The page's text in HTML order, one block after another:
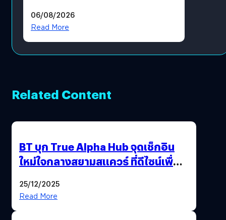
06/08/2026
Read More
Related Content
BT บุก True Alpha Hub จุดเช็กอิน
ใหม่ใจกลางสยามสแควร์ ที่ดีไซน์เพื่อ
25/12/2025
Read More